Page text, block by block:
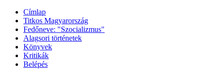
Címlap
Titkos Magyarország
Fedőneve: "Szocializmus"
Alagsori történetek
Könyvek
Kritikák
Belépés